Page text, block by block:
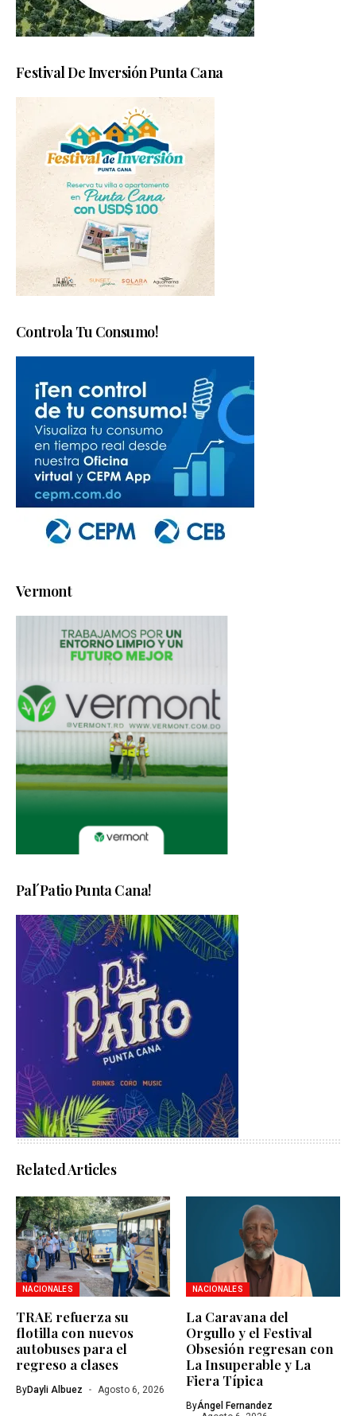
Festival De Inversión Punta Cana
Controla Tu Consumo!
Vermont
Pal´Patio Punta Cana!
Related Articles
NACIONALES
TRAE refuerza su
flotilla con nuevos
autobuses para el
regreso a clases
ByDayli Albuez Agosto 6, 2026
NACIONALES
La Caravana del
Orgullo y el Festival
Obsesión regresan con
La Insuperable y La
Fiera Típica
ByÁngel Fernandez